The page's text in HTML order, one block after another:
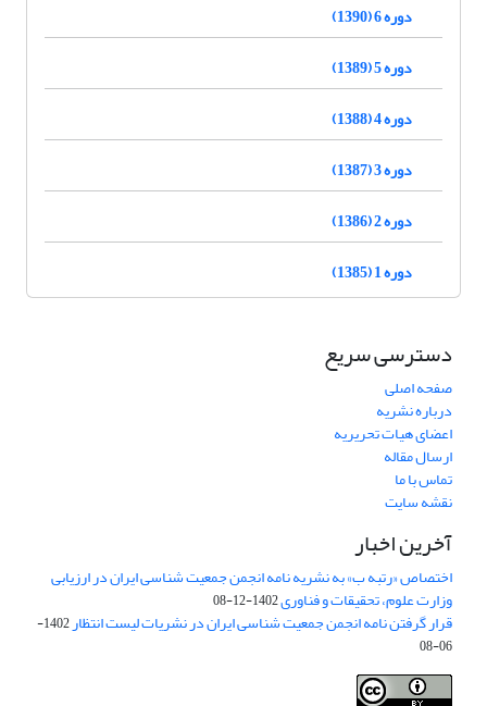
دوره 6 (1390)
دوره 5 (1389)
دوره 4 (1388)
دوره 3 (1387)
دوره 2 (1386)
دوره 1 (1385)
دسترسی سریع
صفحه اصلی
درباره نشریه
اعضای هیات تحریریه
ارسال مقاله
تماس با ما
نقشه سایت
آخرین اخبار
اختصاص «رتبه ب» به نشریه نامه انجمن جمعیت شناسی ایران در ارزیابی
وزارت علوم، تحقیقات و فناوری1402-12-08
قرار گرفتن نامه انجمن جمعیت شناسی ایران در نشریات لیست انتظار
1402-
06-08